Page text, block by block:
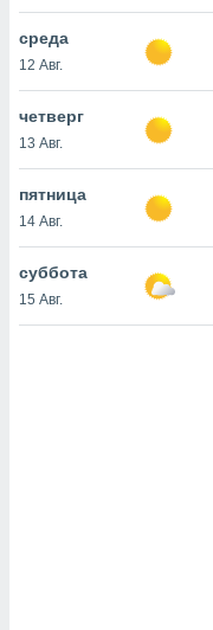
ВЫ
равно
нашим
среда
12 Авг.
четверг
13 Авг.
пятница
14 Авг.
суббота
15 Авг.